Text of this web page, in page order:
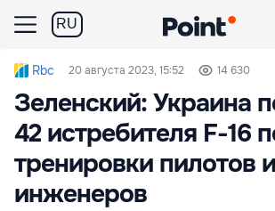
RU
Rbc 20 августа 2023, 15:52 14 630
Зеленский: Украина
42 истребителя F-16
тренировки пилотов и
инженеров